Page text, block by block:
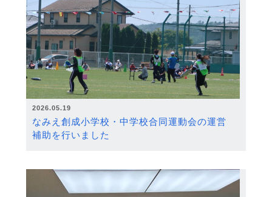
2026.05.19
なみえ創成小学校・中学校合同運動会の運営
補助を行いました